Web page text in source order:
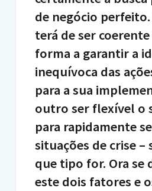
de negócio
terá de ser
forma a garantir a
inequívoca das
para a sua
outro ser flexível o
para rapidamente
situações de crise –
que tipo for. Ora se
este dois fatores e